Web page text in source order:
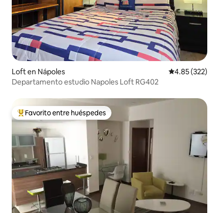
Loft en Nápoles Calificación
4.85 (322)
Departamento estudio Napoles Loft RG402
Favorito entre huéspedes preferido
Favorito entre huéspedes